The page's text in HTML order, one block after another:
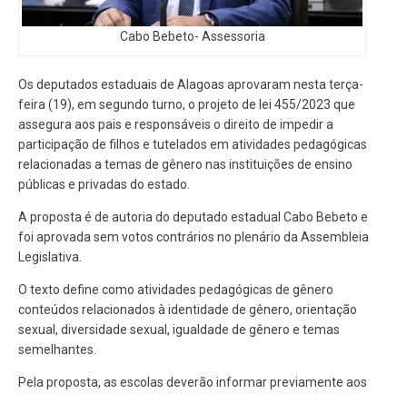
Cabo Bebeto- Assessoria
Os deputados estaduais de Alagoas aprovaram nesta terça-
feira (19), em segundo turno, o projeto de lei 455/2023 que
assegura aos pais e responsáveis o direito de impedir a
participação de filhos e tutelados em atividades pedagógicas
relacionadas a temas de gênero nas instituições de ensino
públicas e privadas do estado.
A proposta é de autoria do deputado estadual Cabo Bebeto e
foi aprovada sem votos contrários no plenário da Assembleia
Legislativa.
O texto define como atividades pedagógicas de gênero
conteúdos relacionados à identidade de gênero, orientação
sexual, diversidade sexual, igualdade de gênero e temas
semelhantes.
Pela proposta, as escolas deverão informar previamente aos